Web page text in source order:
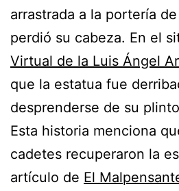
arrastrada a la portería
perdió su cabeza. En el
Virtual de la Luis Ángel
que la estatua fue
desprenderse de su
Esta historia menciona
cadetes recuperaron la
artículo de El